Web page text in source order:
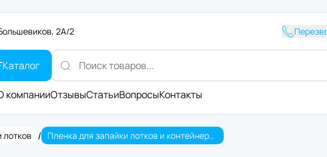
2А/2
Каталог
компанииОтзывыСтатьиВопросыКонтакты
лотков / Пленка для запайки лотков и контейнеров 400мм*300м 65мкм PET/PE peel (8 кг)